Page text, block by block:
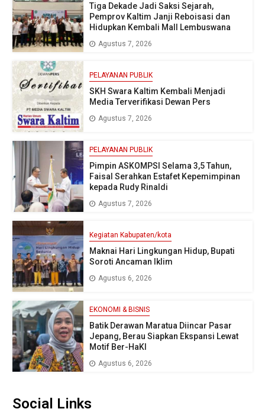
Tiga Dekade Jadi Saksi Sejarah,
Pemprov Kaltim Janji Reboisasi dan
Hidupkan Kembali Mall Lembuswana
Agustus 7, 2026
PELAYANAN PUBLIK
SKH Swara Kaltim Kembali Menjadi
Media Terverifikasi Dewan Pers
Agustus 7, 2026
PELAYANAN PUBLIK
Pimpin ASKOMPSI Selama 3,5 Tahun,
Faisal Serahkan Estafet Kepemimpinan
kepada Rudy Rinaldi
Agustus 7, 2026
Kegiatan Kabupaten/kota
Maknai Hari Lingkungan Hidup, Bupati
Soroti Ancaman Iklim
Agustus 6, 2026
EKONOMI & BISNIS
Batik Derawan Maratua Diincar Pasar
Jepang, Berau Siapkan Ekspansi Lewat
Motif Ber-HaKI
Agustus 6, 2026
Social Links